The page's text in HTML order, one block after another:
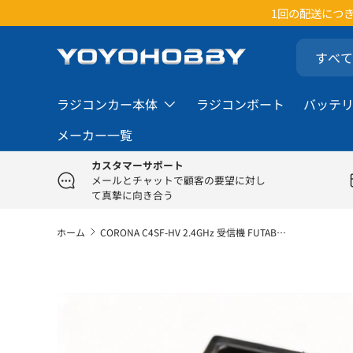
コンテンツへスキップ
楽
検索
商品タイプ
すべて
ラジコンカー本体 ラジコンボート
バッテ
メーカー一覧
カスタマーサポート
メールとチャットで顧客の要望に対し
て真摯に向き合う
ホーム CORONA C4SF-HV 2.4GHz 受信機 FUTABA互換 S-FHSS対応